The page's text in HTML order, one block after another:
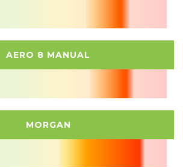
AERO 8 MANUAL
MORGAN